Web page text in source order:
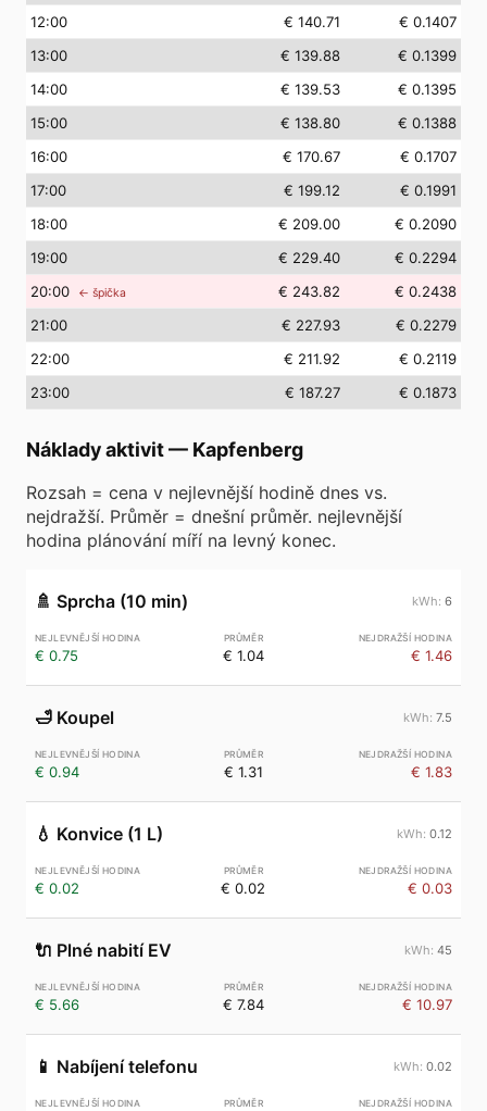
12:00 € 140.71
€ 0.1407
13:00 € 139.88
€ 0.1399
14:00 € 139.53
€ 0.1395
15:00 € 138.80
€ 0.1388
16:00 € 170.67
€ 0.1707
17:00 € 199.12
€ 0.1991
18:00 € 209.00
€ 0.2090
19:00 € 229.40
€ 0.2294
20:00 ← špička € 243.82
€ 0.2438
21:00 € 227.93
€ 0.2279
22:00 € 211.92
€ 0.2119
23:00 € 187.27 € 0.1873
Náklady aktivit— Kapfenberg
Rozsah = cena v nejlevnější hodině dnes vs.
nejdražší. Průměr = dnešní průměr. nejlevnější
hodina plánování míří na levný konec.
🚿 Sprcha (10 min) 6
€ 0.75 € 1.04 € 1.46
🛁 Koupel 7.5
€ 0.94 € 1.31 € 1.83
💧 Konvice (1 L) 0.12
€ 0.02 € 0.02 € 0.03
🔌 Plné nabití EV 45
€ 5.66 € 7.84 € 10.97
📱 Nabíjení telefonu 0.02